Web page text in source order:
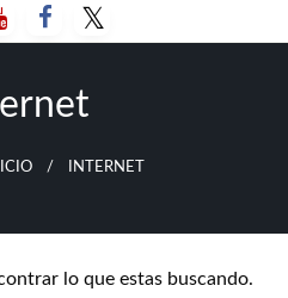
INTERNET
lo que estas buscando.